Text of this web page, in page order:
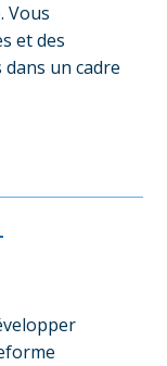
Vous
et des
un cadre